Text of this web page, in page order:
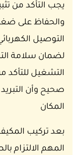
يجب التأكد من
والحفاظ على
التوصيل
لضمان سلامة
التشغيل
صحيح وأن
المكان
بعد تركيب
المهم الالتزام